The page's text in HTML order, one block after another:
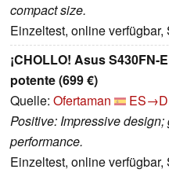
compact size.
Einzeltest, online
¡CHOLLO! Asus S430FN-
potente (699 €)
Quelle: Ofertaman
Positive: Impressive
performance.
Einzeltest, online